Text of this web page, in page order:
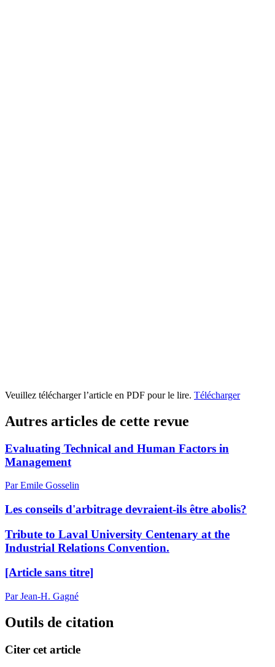
Veuillez télécharger l’article en PDF pour le lire. Télécharger
Autres articles de cette revue
Evaluating Technical and Human Factors in
Management
Par Emile Gosselin
Les conseils d'arbitrage devraient-ils être abolis?
Tribute to Laval University Centenary at the
Industrial Relations Convention.
[Article sans titre]
Par Jean-H. Gagné
Outils de citation
Citer cet article